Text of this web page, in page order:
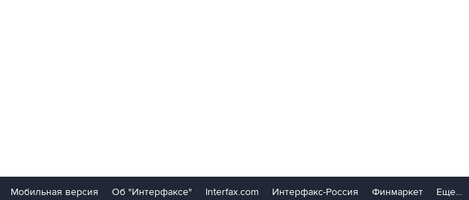
Мобильная версия Об "Интерфаксе" Interfax.com Интерфакс-Россия Финмаркет Еще...